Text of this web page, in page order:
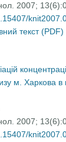
2007;
текст (PDF)
м. Харкова в
2007;